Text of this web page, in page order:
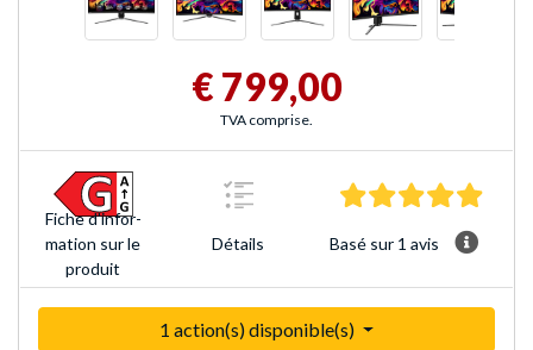
€ 799,00
TVA comprise.
Fiche d'infor­
mation sur le
produit
Détails
5.0
Basé sur 1 avis
1 action(s) disponible(s)